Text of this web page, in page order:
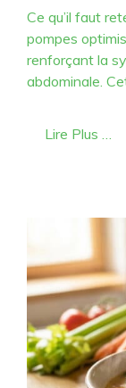
Ce qu’il faut
pompes
renforçant la
abdominale.
Lire Plus …